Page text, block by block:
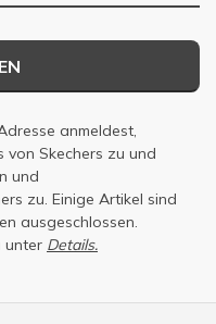
anmeldest,
von Skechers zu und
und
zu. Einige Artikel sind
ausgeschlossen.
unter Details.